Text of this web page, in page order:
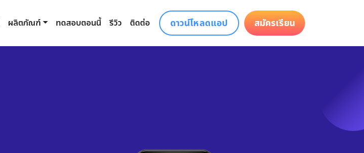
ผลิตภัณฑ์ ทดสอบตอนนี้ รีวิว ติดต่อ ดาวน์โหลดแอป สมัครเรียน